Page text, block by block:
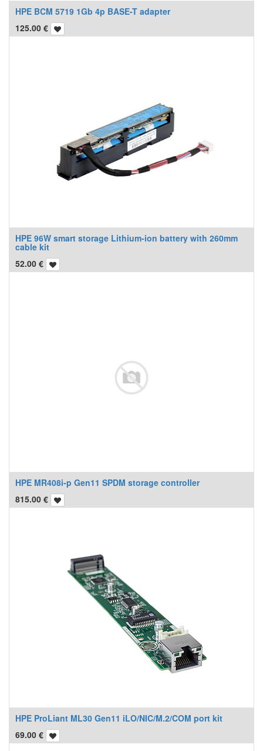
HPE BCM 5719 1Gb 4p BASE-T adapter
125.00 €
HPE 96W smart storage Lithium-ion battery with 260mm
cable kit
52.00 €
HPE MR408i-p Gen11 SPDM storage controller
815.00 €
HPE ProLiant ML30 Gen11 iLO/NIC/M.2/COM port kit
69.00 €